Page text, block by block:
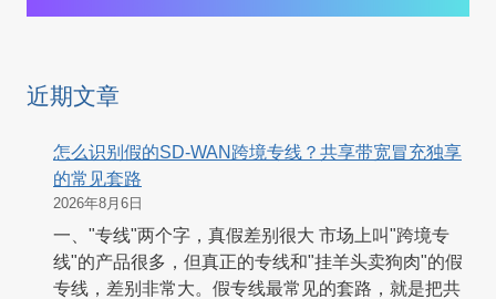
近期文章
怎么识别假的SD-WAN跨境专线？共享带宽冒充独享
的常见套路
2026年8月6日
一、"专线"两个字，真假差别很大 市场上叫"跨境专
线"的产品很多，但真正的专线和"挂羊头卖狗肉"的假
专线，差别非常大。假专线最常见的套路，就是把共